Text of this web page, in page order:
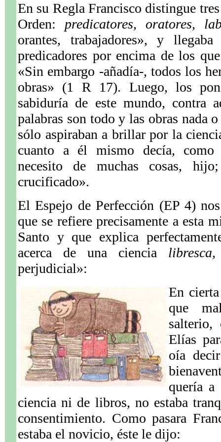
En su Regla Francisco distingue
Orden: predicatores, oratores,
orantes, trabajadores», y
predicadores por encima de los
«Sin embargo -añadía-, todos los
obras» (1 R 17). Luego, los
sabiduría de este mundo, contra
palabras son todo y las obras nada
sólo aspiraban a brillar por la
cuanto a él mismo decía, como
necesito de muchas cosas,
crucificado».
El Espejo de Perfección (EP 4)
que se refiere precisamente a esta
Santo y que explica
acerca de una ciencia libresca,
perjudicial»:
En
que
salterio,
Elías
oía
quería a
ciencia ni de libros, no estaba
consentimiento. Como pasara
estaba el novicio, éste le dijo: